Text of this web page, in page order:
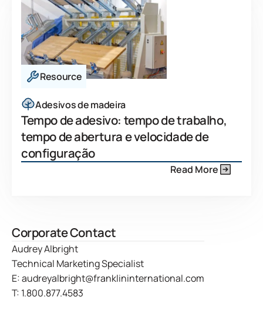
Corporate Contact
Audrey Albright
Technical Marketing Specialist
E:audreyalbright@franklininternational.com
T: 1.800.877.4583
Resource
Adesivos de madeira
Tempo de adesivo: tempo de trabalho,
tempo de abertura e velocidade de
configuração
Read More